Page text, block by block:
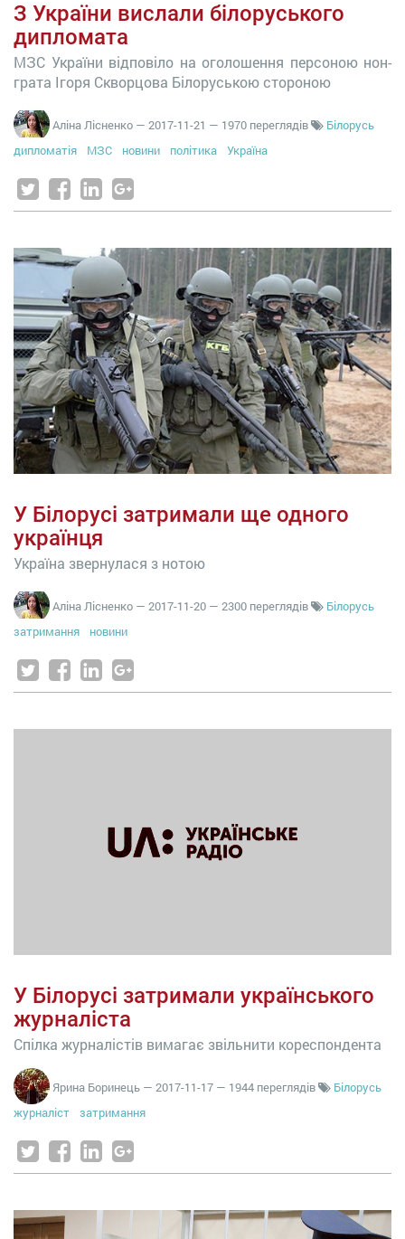
З України вислали білоруського
дипломата
МЗС України відповіло на оголошення персоною нон-
грата Ігоря Скворцова Білоруською стороною
Аліна Лісненко — 2017-11-21 — 1970 переглядів
Білорусь
дипломатія
МЗС новини політика Україна
У Білорусі затримали ще одного
українця
Україна звернулася з нотою
Аліна Лісненко — 2017-11-20 — 2300 переглядів
Білорусь
затримання
новини
У Білорусі затримали українського
журналіста
Спілка журналістів вимагає звільнити кореспондента
Ярина Боринець — 2017-11-17 — 1944 переглядів
Білорусь
журналіст
затримання